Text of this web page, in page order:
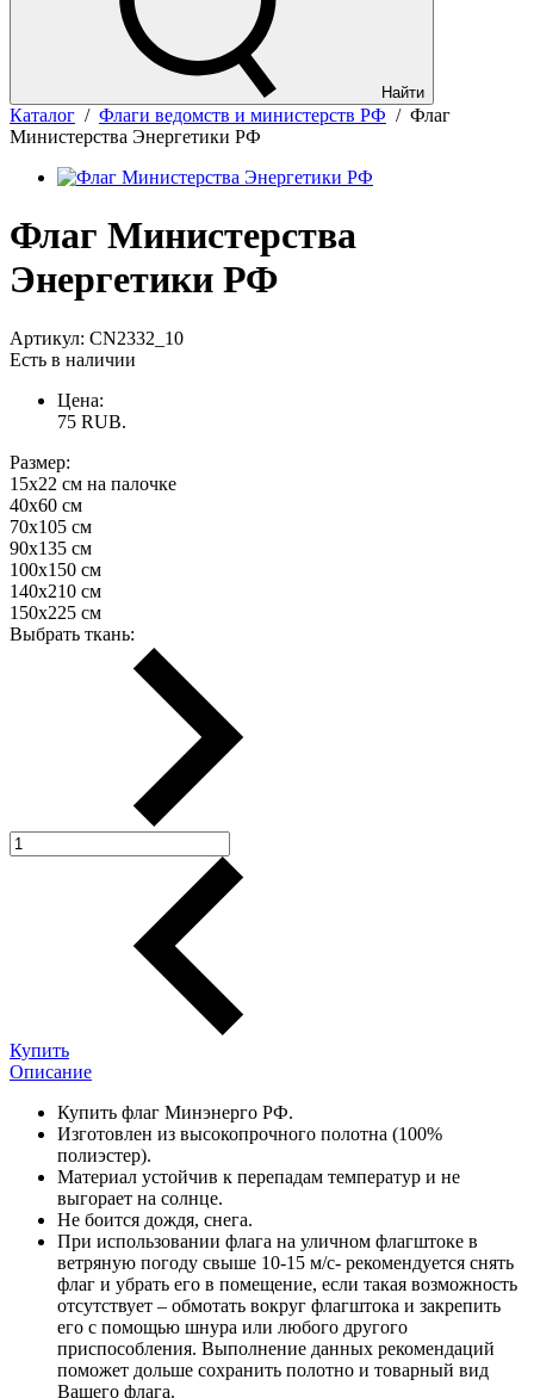
Найти
Каталог / Флаги ведомств и министерств РФ / Флаг
Министерства Энергетики РФ
Флаг Министерства
Энергетики РФ
Артикул: CN2332_10
Есть в наличии
Цена:
75 RUB.
Размер:
15х22 см на палочке
40х60 см
70х105 см
90х135 см
100х150 см
140х210 см
150х225 см
Выбрать ткань:
Купить
Описание
Купить флаг Минэнерго РФ.
Изготовлен из высокопрочного полотна (100%
полиэстер).
Материал устойчив к перепадам температур и не
выгорает на солнце.
Не боится дождя, снега.
При использовании флага на уличном флагштоке в
ветряную погоду свыше 10-15 м/с- рекомендуется снять
флаг и убрать его в помещение, если такая возможность
отсутствует – обмотать вокруг флагштока и закрепить
его с помощью шнура или любого другого
приспособления. Выполнение данных рекомендаций
поможет дольше сохранить полотно и товарный вид
Вашего флага.